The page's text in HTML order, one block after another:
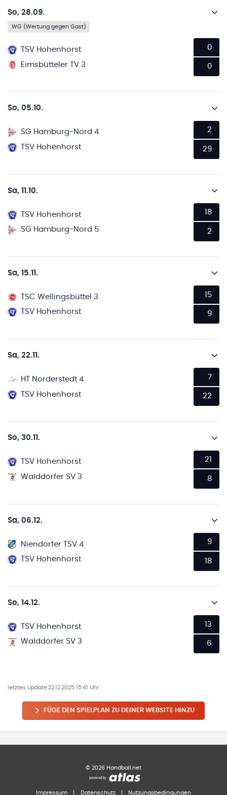
So, 28.09.
WG (Wertung gegen Gast)
TSV Hohenhorst
Eimsbütteler TV 3
0
0
So, 05.10.
SG Hamburg-Nord 4
TSV Hohenhorst
2
29
Sa, 11.10.
TSV Hohenhorst
SG Hamburg-Nord 5
18
2
Sa, 15.11.
TSC Wellingsbüttel 3
TSV Hohenhorst
15
9
Sa, 22.11.
HT Norderstedt 4
TSV Hohenhorst
7
22
So, 30.11.
TSV Hohenhorst
Walddörfer SV 3
21
8
Sa, 06.12.
Niendorfer TSV 4
TSV Hohenhorst
9
18
So, 14.12.
TSV Hohenhorst
Walddörfer SV 3
13
6
letztes Update:22.12.2025 15:41 Uhr
FÜGE DEN SPIELPLAN ZU DEINER WEBSITE HINZU
© 2026 Handball.net
Impressum Datenschutz Nutzungsbedingungen